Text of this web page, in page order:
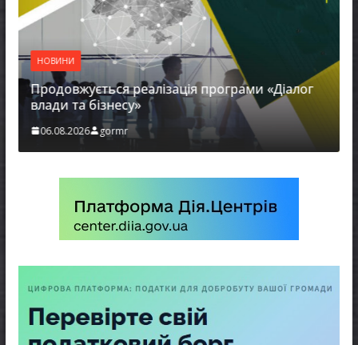
НОВИНИ
Продовжується реалізація програми «Діалог
влади та бізнесу»
06.08.2026 gormr